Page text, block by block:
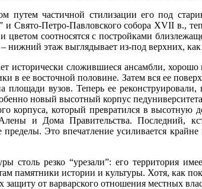
путем частичной стилизации его под
Свято-Петро-Павловского собора XVII в.,
соотносятся с постройками
нижний этаж выглядывает из-под верхних,
исторически сложившиеся ансамбли,
ее восточной половине. Затем вся ее
вузов. Теперь ее
новый высотный корпус
корпуса, который превратился в
и Дома Правительства. Последний,
Это впечатление усиливается
столь резко “урезали”: его территория
памятники истории и культуры. Хотя, как
защиту от варварского отношения местных